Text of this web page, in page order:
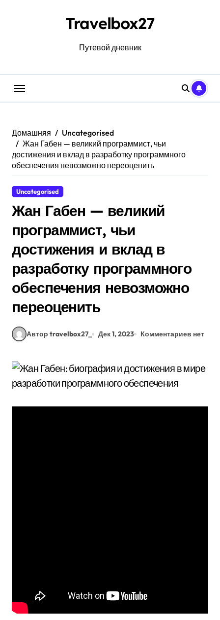
Travelbox27
Путевой дневник
Домашняя
Uncategorised
Жан Габен — великий программист, чьи
достижения и вклад в разработку программного
обеспечения невозможно переоценить
Uncategorised
Жан Габен — великий
программист, чьи
достижения и вклад в
разработку программного
обеспечения невозможно
переоценить
Автор travelbox27_ Дек 1, 2023 Комментариев нет